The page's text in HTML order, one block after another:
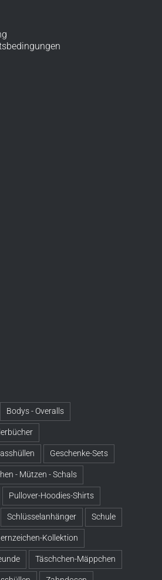
Bodys - Overalls
Geschenke-Sets
- Mützen - Schals
Pullover-Hoodies-Shirts
Schlüsselanhänger Schule
Kollektion
Täschchen-Mäppchen